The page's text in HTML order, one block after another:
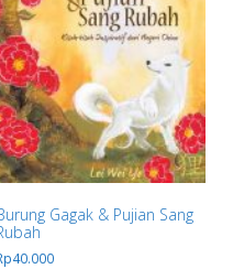
Gagak & Pujian Sang
40.000